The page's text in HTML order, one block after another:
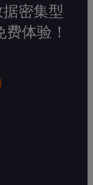
密集型
体验！